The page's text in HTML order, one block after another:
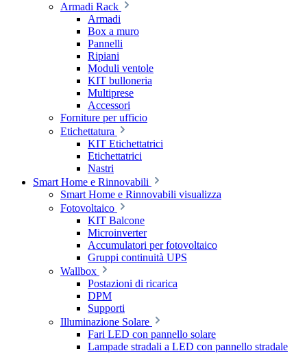
Armadi Rack
Armadi
Box a muro
Pannelli
Ripiani
Moduli ventole
KIT bulloneria
Multiprese
Accessori
Forniture per ufficio
Etichettatura
KIT Etichettatrici
Etichettatrici
Nastri
Smart Home e Rinnovabili
Smart Home e Rinnovabili visualizza
Fotovoltaico
KIT Balcone
Microinverter
Accumulatori per fotovoltaico
Gruppi continuità UPS
Wallbox
Postazioni di ricarica
DPM
Supporti
Illuminazione Solare
Fari LED con pannello solare
Lampade stradali a LED con pannello stradale